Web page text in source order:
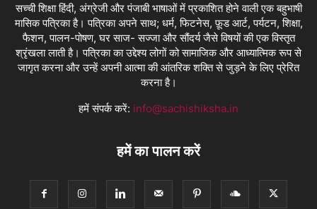
सच्ची शिक्षा हिंदी, अंग्रेजी और पंजाबी भाषाओं में प्रकाशित होने वाली एक बहुभाषी
मासिक पत्रिका है। पत्रिका अपने साथ; धर्म, फिटनेस, फ़ूड आर्ट, पर्यटन, शिक्षा,
फैशन, पालन-पोषण, घर साज- सज्जा और सौंदर्य जैसे विषयों की एक विस्तृत
श्रृंखला लाती है। पत्रिका का उद्देश्य लोगों को सामाजिक और आध्यात्मिक रूप से
जागृत करना और उन्हें अपनी आत्मा की आंतरिक शक्ति से जुड़ने के लिए प्रेरित
करना है।
हमें संपर्क करें: info@sachishiksha.in
हमें का पालन करें